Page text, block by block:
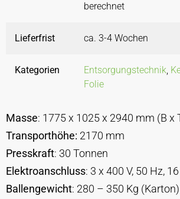
berechnet
Lieferfrist ca. 3-4 Wochen
Kategorien Entsorgungstechnik,
Folie
Masse: 1775 x 1025 x 2940 mm (B x
Transporthöhe: 2170 mm
Presskraft: 30 Tonnen
Elektroanschluss: 3 x 400 V, 50 Hz,
Ballengewicht: 280 – 350 Kg (Karton)